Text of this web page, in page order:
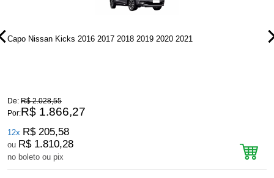
Capo Nissan Kicks 2016 2017 2018 2019 2020 2021
De: R$ 2.028,55
Por:R$ 1.866,27
12x R$ 205,58
ou R$ 1.810,28
no boleto ou pix